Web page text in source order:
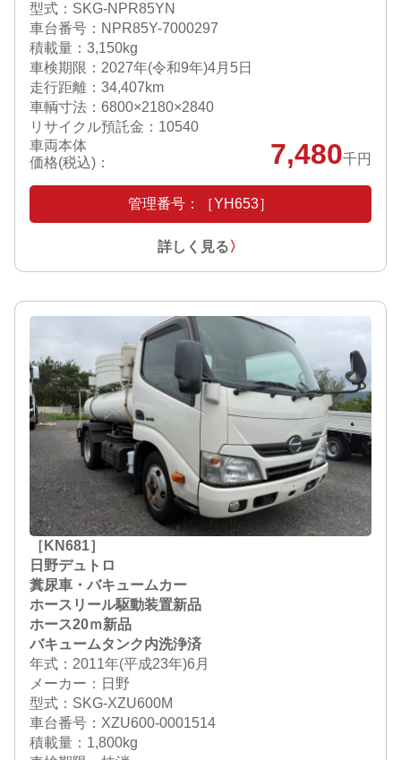
型式：SKG-NPR85YN
車台番号：NPR85Y-7000297
積載量：3,150kg
車検期限： 2027年(令和9年)4月5日
走行距離：34,407km
車輌寸法：6800×2180×2840
リサイクル預託金：10540
車両本体
価格(税込)：
7,480千円
管理番号：［YH653］
詳しく見る〉
［KN681］
日野デュトロ
糞尿車・バキュームカー
ホースリール駆動装置新品
ホース20ｍ新品
バキュームタンク内洗浄済
年式：2011年(平成23年)6月
メーカー：日野
型式：SKG-XZU600M
車台番号：XZU600-0001514
積載量：1,800kg